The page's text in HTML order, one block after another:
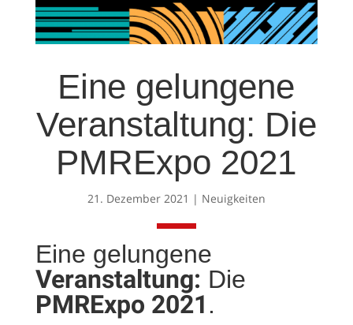
Eine gelungene
Veranstaltung: Die
PMRExpo 2021
21. Dezember 2021 | Neuigkeiten
Eine gelungene
Veranstaltung: Die
PMRExpo 2021 .